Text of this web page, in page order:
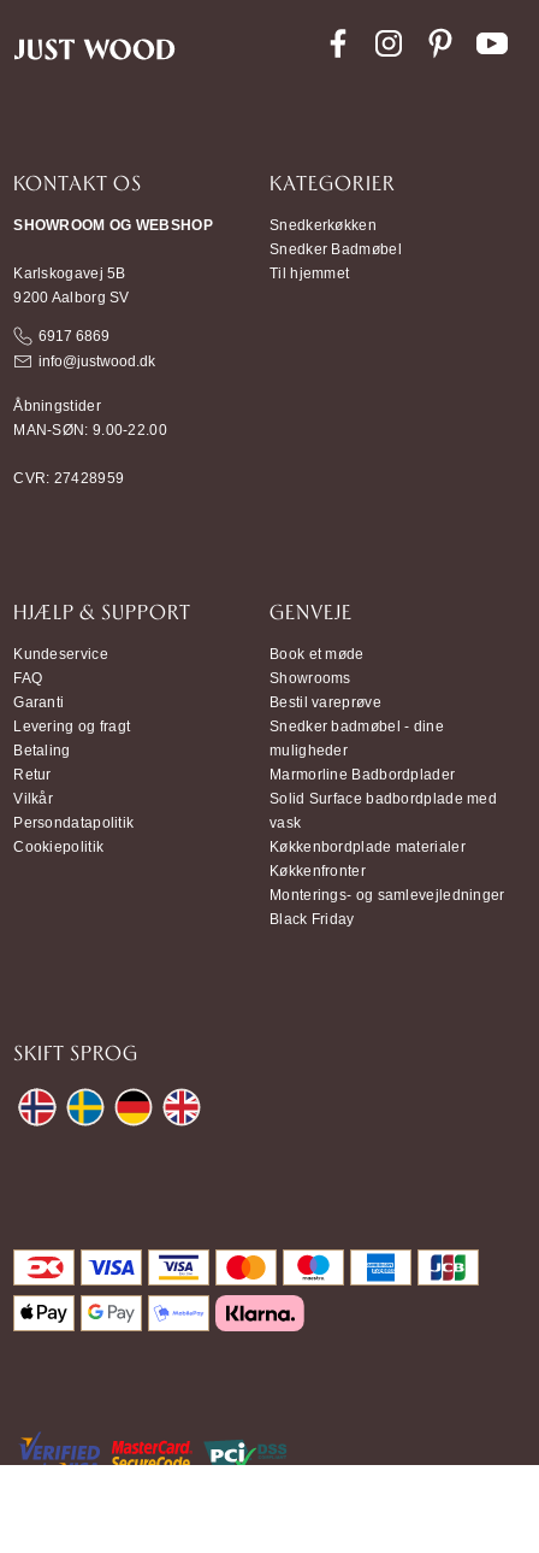
KONTAKT OS
SHOWROOM OG WEBSHOP
Karlskogavej 5B
9200 Aalborg SV
6917 6869
info@justwood.dk
Åbningstider
MAN-SØN: 9.00-22.00
CVR: 27428959
KATEGORIER
Snedkerkøkken
Snedker Badmøbel
Til hjemmet
HJÆLP & SUPPORT
Kundeservice
FAQ
Garanti
Levering og fragt
Betaling
Retur
Vilkår
Persondatapolitik
Cookiepolitik
GENVEJE
Book et møde
Showrooms
Bestil vareprøve
Snedker badmøbel - dine
muligheder
Marmorline Badbordplader
Solid Surface badbordplade med
vask
Køkkenbordplade materialer
Køkkenfronter
Monterings- og samlevejledninger
Black Friday
SKIFT SPROG